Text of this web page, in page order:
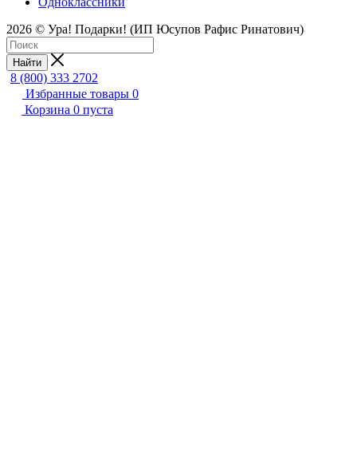
2026 © Ура! Подарки! (ИП Юсупов Рафис Ринатович)
Найти
8 (800) 333 2702
Избранные товары 0
Корзина 0 пуста